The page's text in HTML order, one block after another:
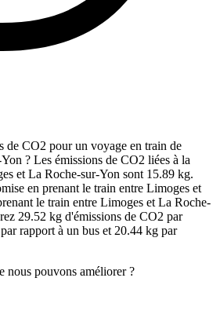
de CO2 pour un voyage en train de
? Les émissions de CO2 liées à la
et La Roche-sur-Yon sont 15.89 kg.
en prenant le train entre Limoges et
le train entre Limoges et La Roche-
29.52 kg d'émissions de CO2 par
rapport à un bus et 20.44 kg par
nous pouvons améliorer ?